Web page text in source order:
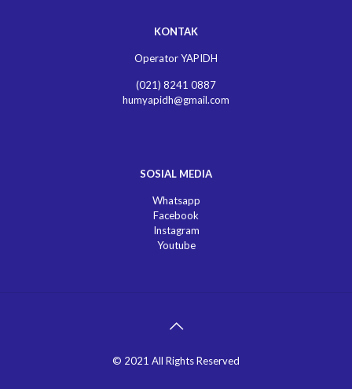
KONTAK
Operator YAPIDH
(021) 8241 0887
humyapidh@gmail.com
SOSIAL MEDIA
Whatsapp
Facebook
Instagram
Youtube
© 2021 All Rights Reserved